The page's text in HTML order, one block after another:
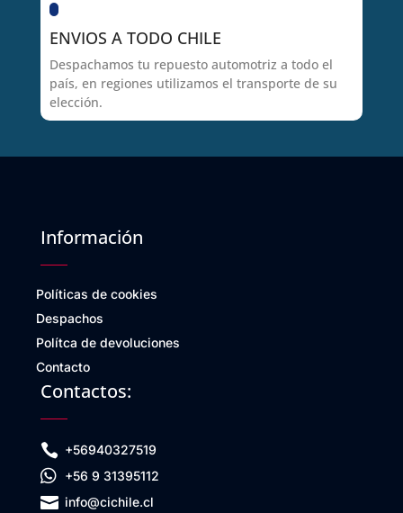
ENVIOS A TODO CHILE
Despachamos tu repuesto automotriz a todo el
país, en regiones utilizamos el transporte de su
elección.
Información
Políticas de cookies
Despachos
Polítca de devoluciones
Contacto
Contactos:
 +56940327519
 +56 9 31395112
 info@cichile.cl